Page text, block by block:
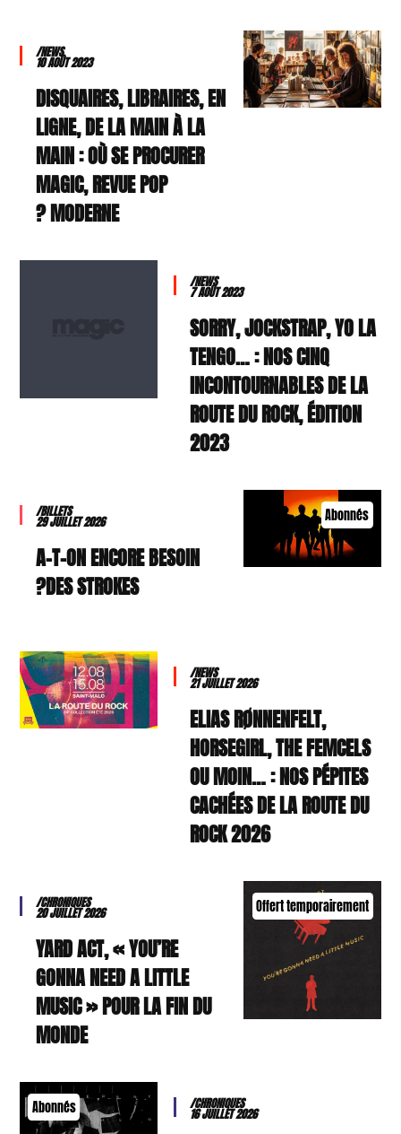
/NEWS
10 AOÛT 2023
DISQUAIRES, LIBRAIRES, EN
LIGNE, DE LA MAIN À LA
MAIN : OÙ SE PROCURER
MAGIC, REVUE POP
MODERNE ?
/NEWS
7 AOÛT 2023
SORRY, JOCKSTRAP, YO LA
TENGO… : NOS CINQ
INCONTOURNABLES DE LA
ROUTE DU ROCK, ÉDITION
2023
Abonnés
/BILLETS
29 JUILLET 2026
A-T-ON ENCORE BESOIN
DES STROKES?
/NEWS
21 JUILLET 2026
ELIAS RØNNENFELT,
HORSEGIRL, THE FEMCELS
OU MOIN… : NOS PÉPITES
CACHÉES DE LA ROUTE DU
ROCK 2026
Offert temporairement
/CHRONIQUES
20 JUILLET 2026
YARD ACT, « YOU’RE
GONNA NEED A LITTLE
MUSIC » POUR LA FIN DU
MONDE
Abonnés /CHRONIQUES
16 JUILLET 2026